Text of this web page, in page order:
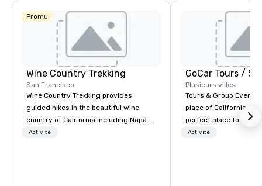
Promu
Wine Country Trekking
San Francisco
Wine Country Trekking provides
guided hikes in the beautiful wine
country of California including Napa
and Sonoma Valleys. These
Activité
Plusieurs villes
Tours & Group Events
place of California.
perfect place to visit
mix fun with history
Activité